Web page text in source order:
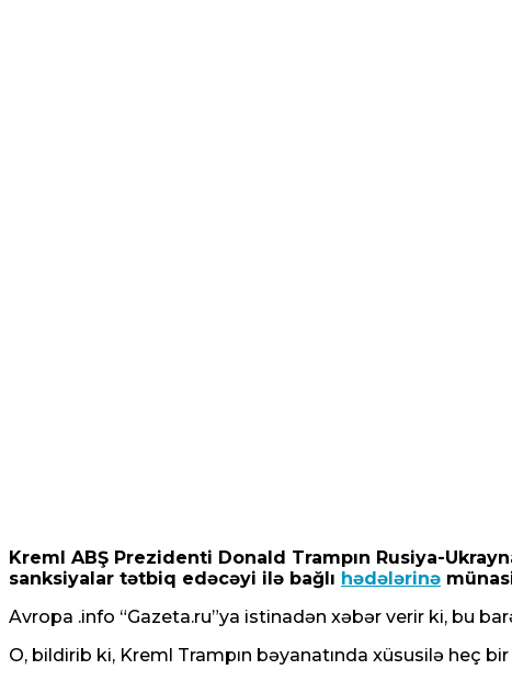
Kreml ABŞ Prezidenti Donald Trampın Rusiya-
sanksiyalar tətbiq edəcəyi ilə bağlı hədələrinə
Avropa .info “Gazeta.ru”ya istinadən xəbər verir ki, bu
O, bildirib ki, Kreml Trampın bəyanatında xüsusilə heç